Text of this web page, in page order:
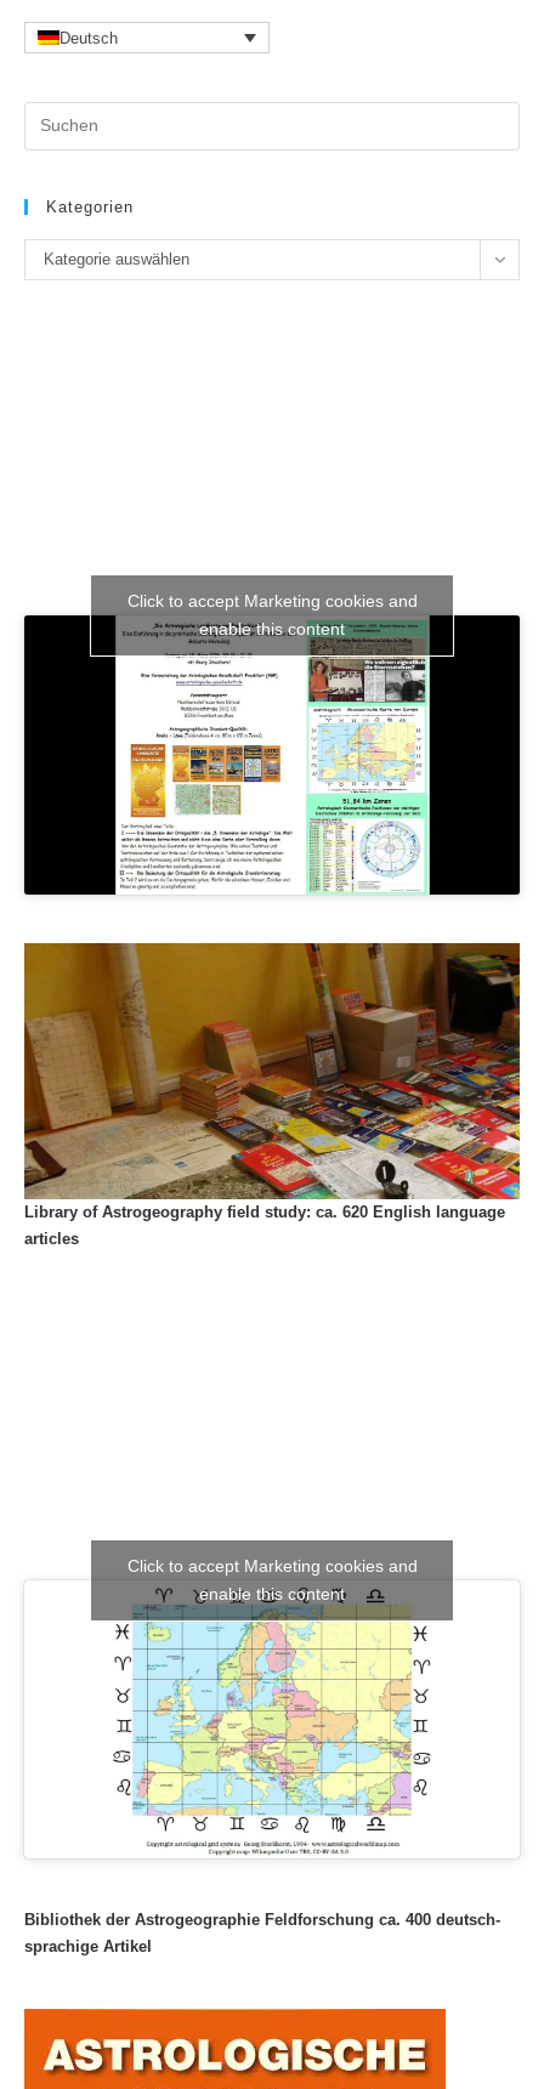
Deutsch
Kategorien
Kategorien
Kategorie auswählen
Click to accept Marketing cookies and
enable this content
Library of Astrogeography field study: ca. 620 English language
articles
Click to accept Marketing cookies and
enable this content
Bibliothek der Astrogeographie Feldforschung ca. 400 deutsch-
sprachige Artikel